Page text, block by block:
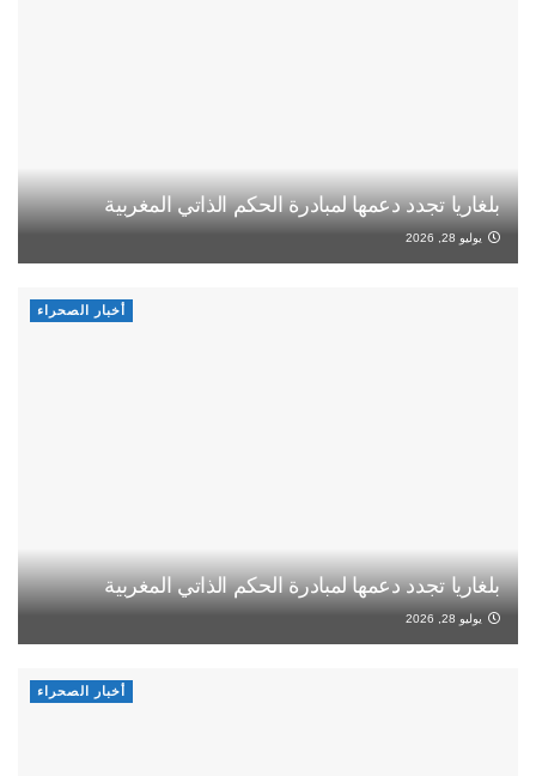
بلغاريا تجدد دعمها لمبادرة الحكم الذاتي المغربية
يوليو 28, 2026
أخبار الصحراء
بلغاريا تجدد دعمها لمبادرة الحكم الذاتي المغربية
يوليو 28, 2026
أخبار الصحراء